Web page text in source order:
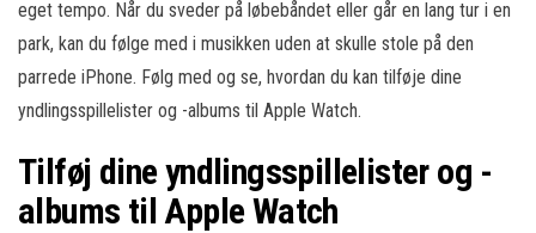
eget tempo. Når du sveder på løbebåndet eller går en lang tur i en
park, kan du følge med i musikken uden at skulle stole på den
parrede iPhone. Følg med og se, hvordan du kan tilføje dine
yndlingsspillelister og -albums til Apple Watch.
Tilføj dine yndlingsspillelister og -
albums til Apple Watch